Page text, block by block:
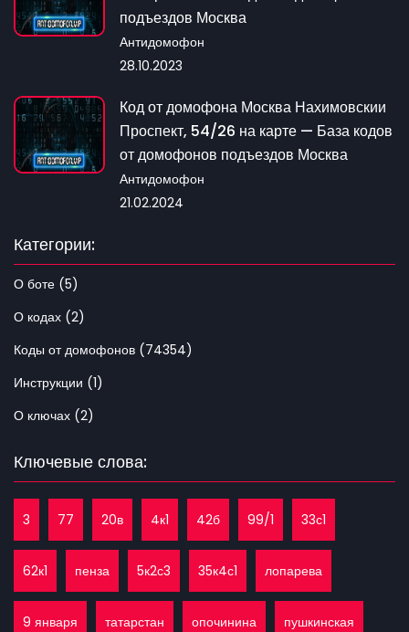
подъездов Москва
Антидомофон
28.10.2023
Код от домофона Москва Нахимовскии
Проспект, 54/26 на карте — База кодов
от домофонов подъездов Москва
Антидомофон
21.02.2024
Категории:
О боте (5)
О кодах (2)
Коды от домофонов (74354)
Инструкции (1)
О ключах (2)
Ключевые слова:
3 77 20в 4к1 42б 99/1 33с1
62к1 пенза 5к2с3 35к4с1 лопарева
9 января татарстан опочинина пушкинская